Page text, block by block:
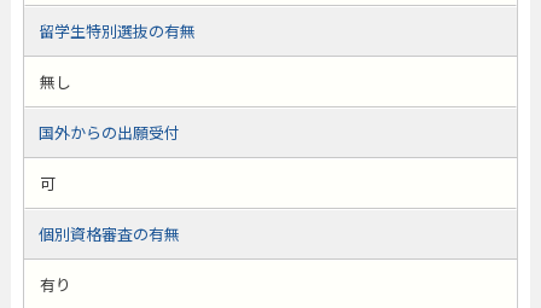
留学生特別選抜の有無
無し
国外からの出願受付
可
個別資格審査の有無
有り